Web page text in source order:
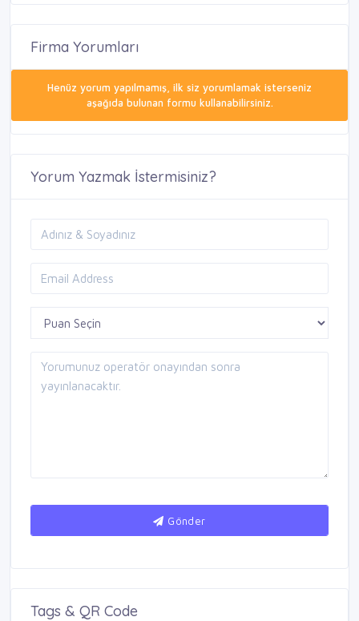
Firma Yorumları
Henüz yorum yapılmamış, ilk siz yorumlamak isterseniz
aşağıda bulunan formu kullanabilirsiniz.
Yorum Yazmak İstermisiniz?
Gönder
Tags & QR Code